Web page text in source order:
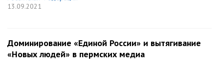
13.09.2021
Доминирование «Единой России» и вытягивание
«Новых людей» в пермских медиа